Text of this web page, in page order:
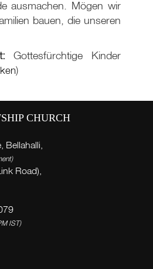
ausmachen. Mögen wir
bauen, die unseren
Gottesfürchtige Kinder
)
CHURCH
Bellahalli,
Road),
IST)